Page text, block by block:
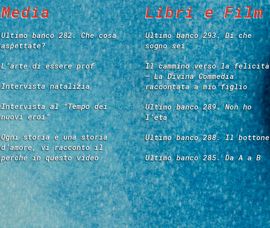
Media
Ultimo banco 282. Che cosa
aspettate?
L’arte di essere prof
Intervista natalizia
Intervista al “Tempo dei
nuovi eroi”
Ogni storia è una storia
d’amore, vi racconto il
perché in questo video
Libri e Film
Ultimo banco 293. Di che
sogno sei
Il cammino verso la felicità
– La Divina Commedia
raccontata a mio figlio
Ultimo banco 289. Non ho
l’età
Ultimo banco 288. Il bottone
Ultimo banco 285. Da A a B